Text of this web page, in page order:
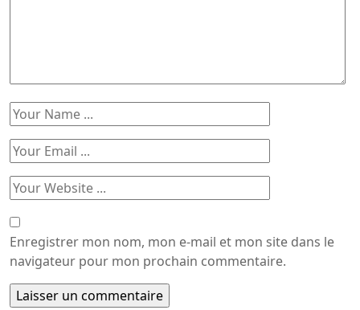
Enregistrer mon nom, mon e-mail et mon site dans le
navigateur pour mon prochain commentaire.